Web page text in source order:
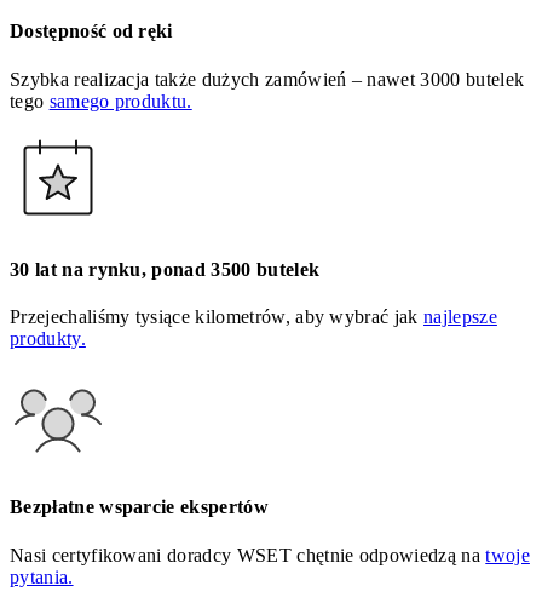
Dostępność od ręki
Szybka realizacja także dużych zamówień – nawet 3000 butelek
tego samego produktu.
30 lat na rynku, ponad 3500 butelek
Przejechaliśmy tysiące kilometrów, aby wybrać jaknajlepsze
produkty.
Bezpłatne wsparcie ekspertów
Nasi certyfikowani doradcy WSET chętnie odpowiedzą natwoje
pytania.